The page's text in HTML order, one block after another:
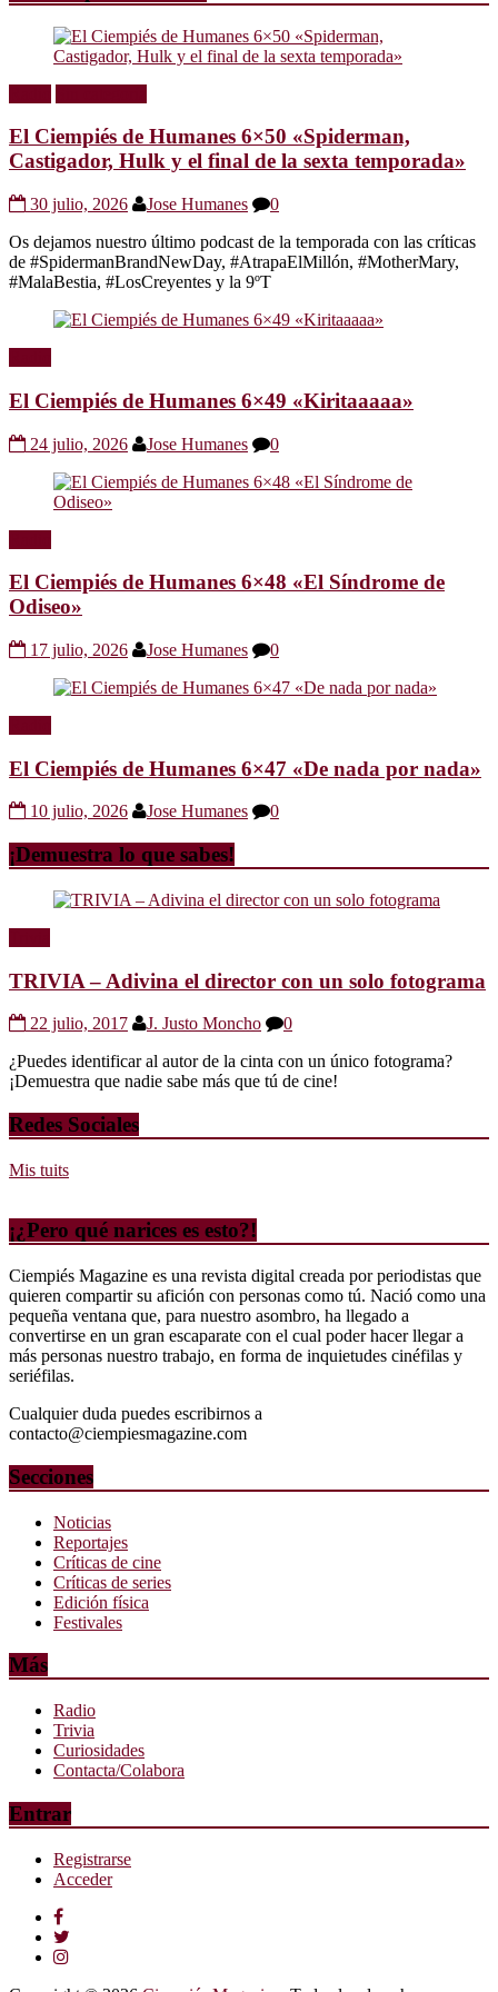
El Ciempiés de Humanes 6×50 «Spiderman,
Castigador, Hulk y el final de la sexta temporada»
30 julio, 2026 Jose Humanes
0
Os dejamos nuestro último podcast de la temporada con las críticas
de #SpidermanBrandNewDay, #AtrapaElMillón, #MotherMary,
#MalaBestia, #LosCreyentes y la 9ºT
El Ciempiés de Humanes 6×49 «Kiritaaaaa»
24 julio, 2026 Jose Humanes 0
El Ciempiés de Humanes 6×48 «El Síndrome de
Odiseo»
17 julio, 2026 Jose Humanes 0
El Ciempiés de Humanes 6×47 «De nada por nada»
10 julio, 2026 Jose Humanes 0
¡Demuestra lo que sabes!
TRIVIA – Adivina el director con un solo fotograma
22 julio, 2017 J. Justo Moncho
0
¿Puedes identificar al autor de la cinta con un único fotograma?
¡Demuestra que nadie sabe más que tú de cine!
Redes Sociales
Mis tuits
¡¿Pero qué narices es esto?!
Ciempiés Magazine es una revista digital creada por periodistas que
quieren compartir su afición con personas como tú. Nació como una
pequeña ventana que, para nuestro asombro, ha llegado a
convertirse en un gran escaparate con el cual poder hacer llegar a
más personas nuestro trabajo, en forma de inquietudes cinéfilas y
seriéfilas.
Cualquier duda puedes escribirnos a
contacto@ciempiesmagazine.com
Secciones
Noticias
Reportajes
Críticas de cine
Críticas de series
Edición física
Festivales
Más
Radio
Trivia
Curiosidades
Contacta/Colabora
Entrar
Registrarse
Acceder